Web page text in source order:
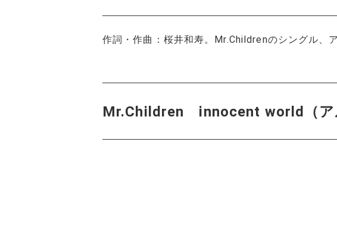
作詞・作曲：桜井和寿。Mr.Childrenのシングル、
Mr.Children innocent world（ア